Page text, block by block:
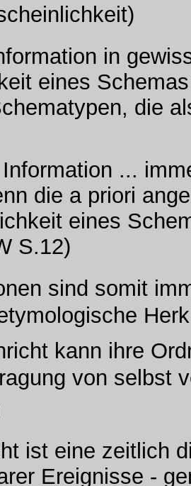
in
eines
die
...
die a priori
eines
S.12)
sind somit
kann ihre
von selbst
ist eine zeitlich
Ereignisse -